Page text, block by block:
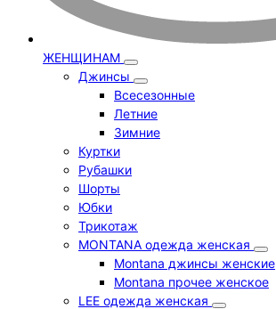
ЖЕНЩИНАМ
Джинсы
Всесезонные
Летние
Зимние
Куртки
Рубашки
Шорты
Юбки
Трикотаж
MONTANA одежда женская
Montana джинсы женские
Montana прочее женское
LEE одежда женская